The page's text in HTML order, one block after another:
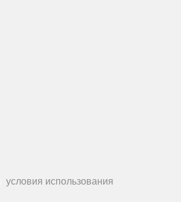
условия использования